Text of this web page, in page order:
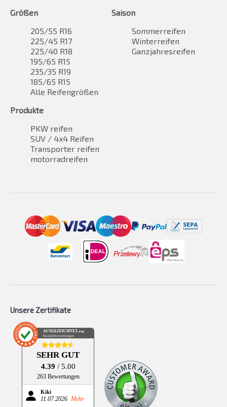
Größen
205/55 R16
225/45 R17
225/40 R18
195/65 R15
235/35 R19
185/65 R15
Alle Reifengrößen
Saison
Sommerreifen
Winterreifen
Ganzjahresreifen
Produkte
PKW reifen
SUV / 4x4 Reifen
Transporter reifen
motorradreifen
Unsere Zertifikate
AUSGEZEICHNET .org
Kundenbewertungen
SEHR GUT
4.39 / 5.00
263 Bewertungen
Kiki
11.07.2026 Mehr